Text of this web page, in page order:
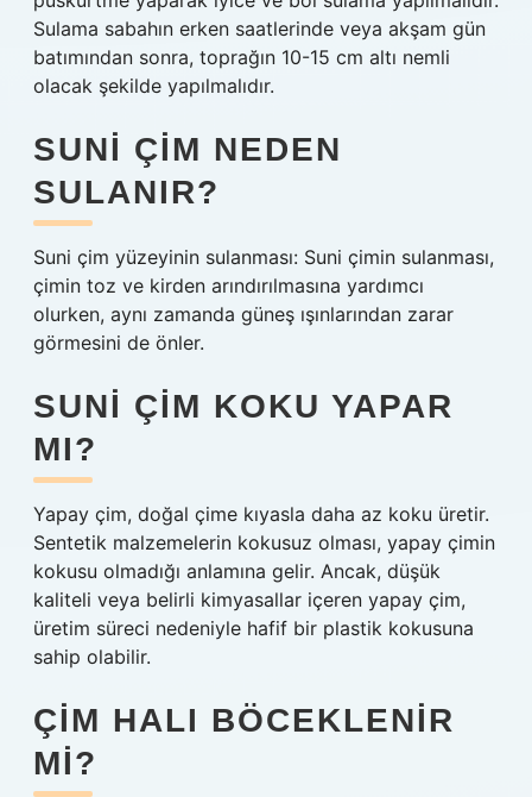
Sulama sabahın erken saatlerinde veya akşam gün
batımından sonra, toprağın 10-15 cm altı nemli
olacak şekilde yapılmalıdır.
SUNI ÇIM NEDEN
SULANIR?
Suni çim yüzeyinin sulanması: Suni çimin sulanması,
çimin toz ve kirden arındırılmasına yardımcı
olurken, aynı zamanda güneş ışınlarından zarar
görmesini de önler.
SUNI ÇIM KOKU YAPAR
MI?
Yapay çim, doğal çime kıyasla daha az koku üretir.
Sentetik malzemelerin kokusuz olması, yapay çimin
kokusu olmadığı anlamına gelir. Ancak, düşük
kaliteli veya belirli kimyasallar içeren yapay çim,
üretim süreci nedeniyle hafif bir plastik kokusuna
sahip olabilir.
ÇIM HALI BÖCEKLENIR
MI?